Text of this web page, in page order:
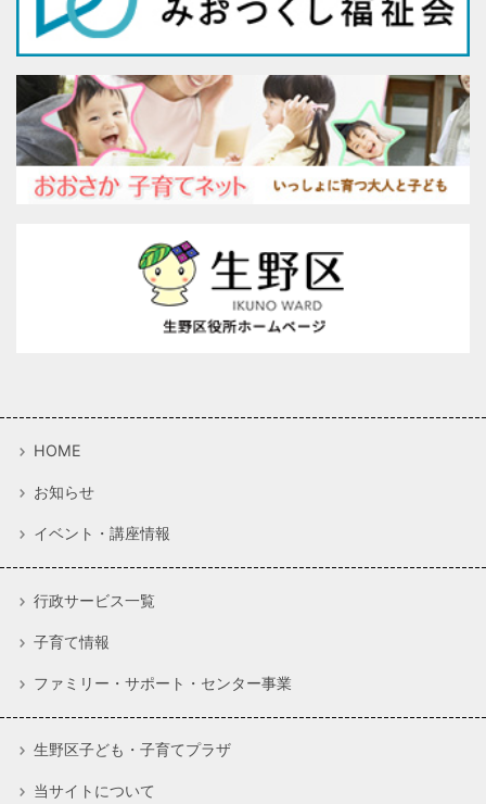
HOME
お知らせ
イベント・講座情報
行政サービス一覧
子育て情報
ファミリー・サポート・センター事業
生野区子ども・子育てプラザ
当サイトについて